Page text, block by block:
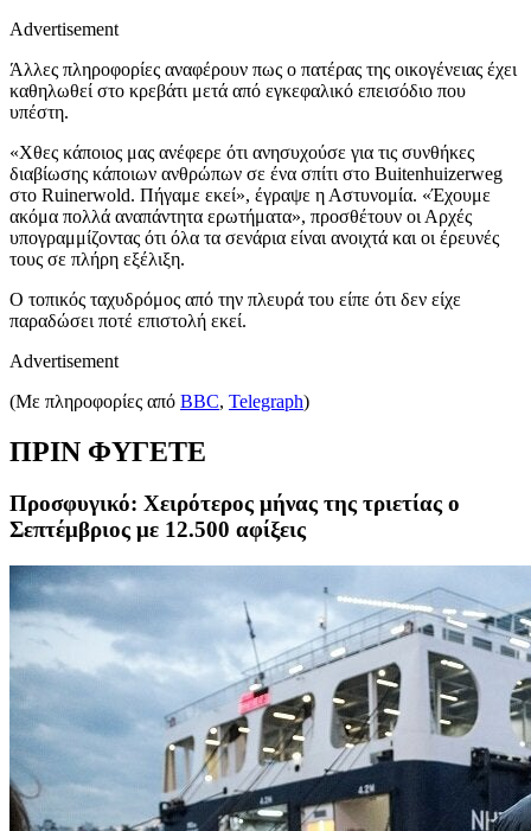
Advertisement
Άλλες πληροφορίες αναφέρουν πως ο πατέρας της οικογένειας έχει
καθηλωθεί στο κρεβάτι μετά από εγκεφαλικό επεισόδιο που
υπέστη.
«Χθες κάποιος μας ανέφερε ότι ανησυχούσε για τις συνθήκες
διαβίωσης κάποιων ανθρώπων σε ένα σπίτι στο Buitenhuizerweg
στο Ruinerwold. Πήγαμε εκεί», έγραψε η Αστυνομία. «Έχουμε
ακόμα πολλά αναπάντητα ερωτήματα», προσθέτουν οι Αρχές
υπογραμμίζοντας ότι όλα τα σενάρια είναι ανοιχτά και οι έρευνές
τους σε πλήρη εξέλιξη.
Ο τοπικός ταχυδρόμος από την πλευρά του είπε ότι δεν είχε
παραδώσει ποτέ επιστολή εκεί.
Advertisement
(Με πληροφορίες από BBC, Telegraph)
ΠΡΙΝ ΦΥΓΕΤΕ
Προσφυγικό: Χειρότερος μήνας της τριετίας ο
Σεπτέμβριος με 12.500 αφίξεις